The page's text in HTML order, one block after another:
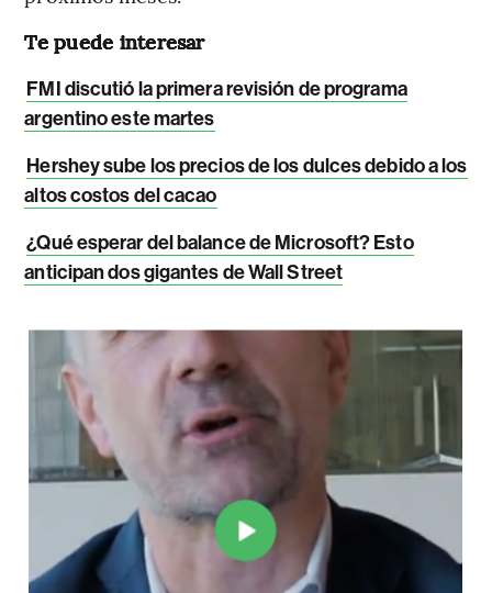
Te puede interesar
FMI discutió la primera revisión de programa
argentino este martes
Hershey sube los precios de los dulces debido a los
altos costos del cacao
¿Qué esperar del balance de Microsoft? Esto
anticipan dos gigantes de Wall Street